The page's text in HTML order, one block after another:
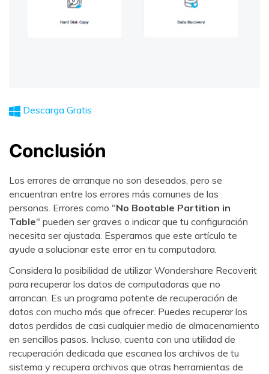
Descarga Gratis
Conclusión
Los errores de arranque no son deseados, pero se
encuentran entre los errores más comunes de las
personas. Errores como "No Bootable Partition in
Table" pueden ser graves o indicar que tu configuración
necesita ser ajustada. Esperamos que este artículo te
ayude a solucionar este error en tu computadora.
Considera la posibilidad de utilizar Wondershare Recoverit
para recuperar los datos de computadoras que no
arrancan. Es un programa potente de recuperación de
datos con mucho más que ofrecer. Puedes recuperar los
datos perdidos de casi cualquier medio de almacenamiento
en sencillos pasos. Incluso, cuenta con una utilidad de
recuperación dedicada que escanea los archivos de tu
sistema y recupera archivos que otras herramientas de